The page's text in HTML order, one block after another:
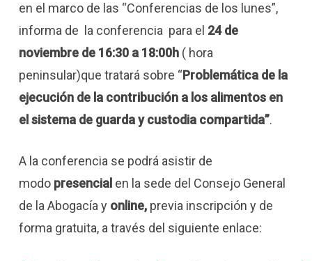
en el marco de las “Conferencias de los lunes”,
informa de la conferencia para el 24 de
noviembre de 16:30 a 18:00h( hora
peninsular)que tratará sobre “Problemática de la
ejecución de la contribución a los alimentos en
el sistema de guarda y custodia compartida”.
A la conferencia se podrá asistir de
modo presencial en la sede del Consejo General
de la Abogacía y online,previa inscripción y de
forma gratuita, a través del siguiente enlace: